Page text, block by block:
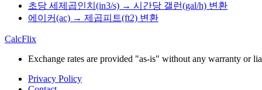
초당 세제곱인치(in3/s) → 시간당 갤런(gal/h) 변환
에이커(ac) → 제곱피트(ft2) 변환
CalcFlix
Exchange rates are provided "as-is" without any warranty or
Privacy Policy